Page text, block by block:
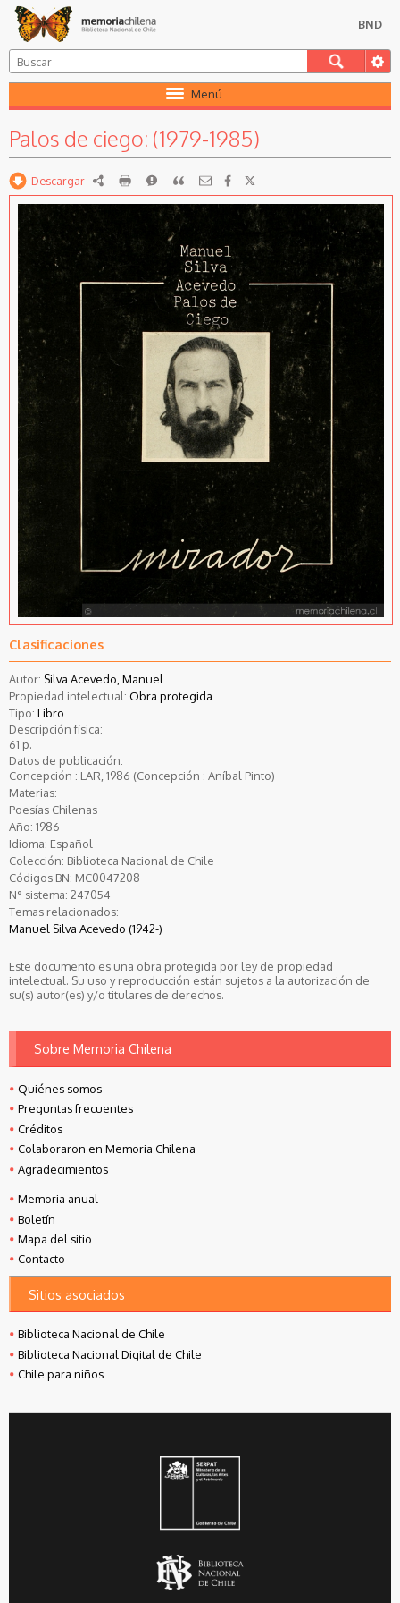
BND
Menú
Palos de ciego: (1979-1985)
Descargar RDF imprimirReportarCitar
Clasificaciones
Autor: Silva Acevedo, Manuel
Propiedad intelectual: Obra protegida
Tipo: Libro
Descripción física:
61 p.
Datos de publicación:
Concepción : LAR, 1986 (Concepción : Aníbal Pinto)
Materias:
Poesías Chilenas
Año: 1986
Idioma: Español
Colección: Biblioteca Nacional de Chile
Códigos BN: MC0047208
N° sistema: 247054
Temas relacionados:
Manuel Silva Acevedo (1942-)
Este documento es una obra protegida por ley de propiedad
intelectual. Su uso y reproducción están sujetos a la autorización de
su(s) autor(es) y/o titulares de derechos.
Sobre Memoria Chilena
Quiénes somos
Preguntas frecuentes
Créditos
Colaboraron en Memoria Chilena
Agradecimientos
Memoria anual
Boletín
Mapa del sitio
Contacto
Sitios asociados
Biblioteca Nacional de Chile
Biblioteca Nacional Digital de Chile
Chile para niños